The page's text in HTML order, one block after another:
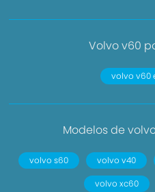
Volvo v60
volvo v60
Modelos de
volvo s60 volvo v40
volvo xc60